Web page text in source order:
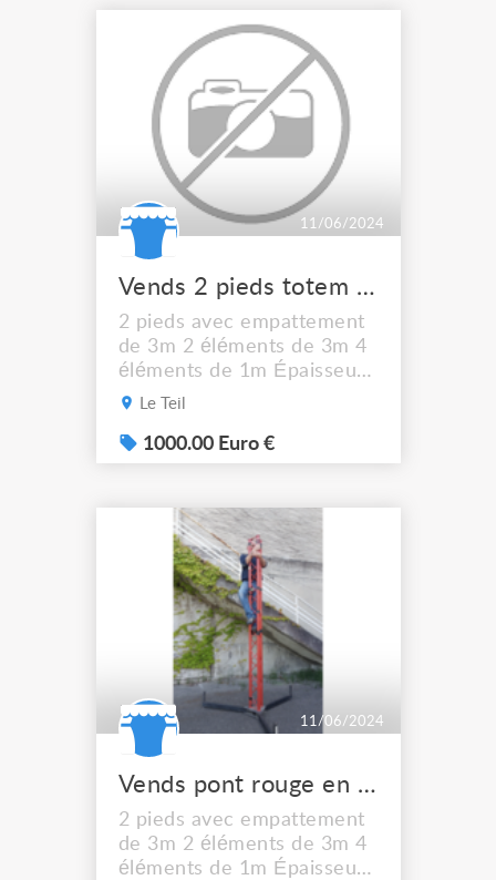
Le flight-case est stocké
chez un transporteur en
Bourgogne. La grande
cantine en métal est
également à ...
11/06/2024
Vends 2 pieds totem rouge en aluminium
2 pieds avec empattement
de 3m 2 éléments de 3m 4
éléments de 1m Épaisseur
des tubes : 2mm Diamètre :
25cm
Le Teil
1000.00 Euro €
11/06/2024
Vends pont rouge en aluminium
2 pieds avec empattement
de 3m 2 éléments de 3m 4
éléments de 1m Épaisseur